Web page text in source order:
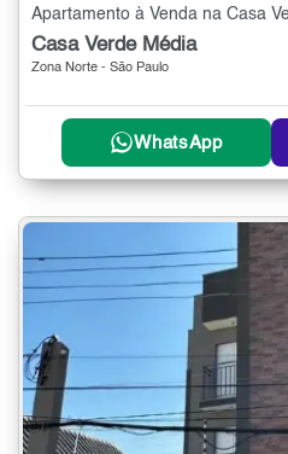
Casa Verde Média
Zona Norte - São Paulo
WhatsApp